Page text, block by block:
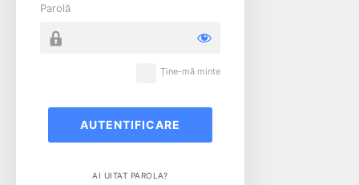
Parolă
Ține-mă minte
AI UITAT PAROLA?